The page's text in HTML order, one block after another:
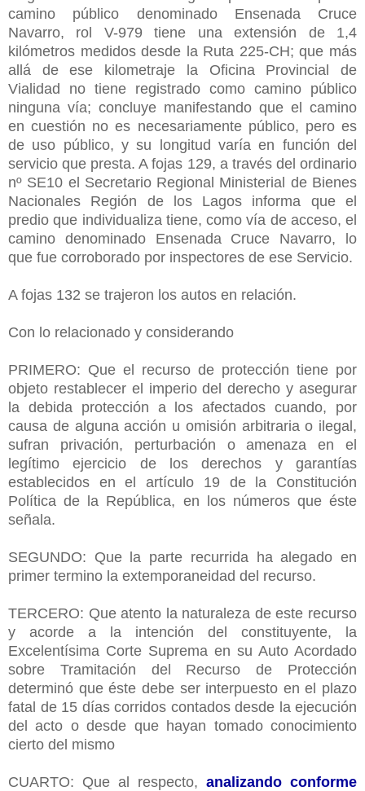
camino público denominado Ensenada Cruce
Navarro, rol V-979 tiene una extensión de 1,4
kilómetros medidos desde la Ruta 225-CH; que más
allá de ese kilometraje la Oficina Provincial de
Vialidad no tiene registrado como camino público
ninguna vía; concluye manifestando que el camino
en cuestión no es necesariamente público, pero es
de uso público, y su longitud varía en función del
servicio que presta. A fojas 129, a través del ordinario
nº SE10 el Secretario Regional Ministerial de Bienes
Nacionales Región de los Lagos informa que el
predio que individualiza tiene, como vía de acceso, el
camino denominado Ensenada Cruce Navarro, lo
que fue corroborado por inspectores de ese Servicio.
A fojas 132 se trajeron los autos en relación.
Con lo relacionado y considerando
PRIMERO: Que el recurso de protección tiene por
objeto restablecer el imperio del derecho y asegurar
la debida protección a los afectados cuando, por
causa de alguna acción u omisión arbitraria o ilegal,
sufran privación, perturbación o amenaza en el
legítimo ejercicio de los derechos y garantías
establecidos en el artículo 19 de la Constitución
Política de la República, en los números que éste
señala.
SEGUNDO: Que la parte recurrida ha alegado en
primer termino la extemporaneidad del recurso.
TERCERO: Que atento la naturaleza de este recurso
y acorde a la intención del constituyente, la
Excelentísima Corte Suprema en su Auto Acordado
sobre Tramitación del Recurso de Protección
determinó que éste debe ser interpuesto en el plazo
fatal de 15 días corridos contados desde la ejecución
del acto o desde que hayan tomado conocimiento
cierto del mismo
CUARTO: Que al respecto, analizando conforme